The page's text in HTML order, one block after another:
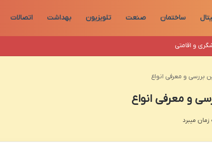
ساختمان صنعت تلویزیون بهداشت اتصالات
و اقامتی
بررسی و معرفی انواع
و معرفی انواع